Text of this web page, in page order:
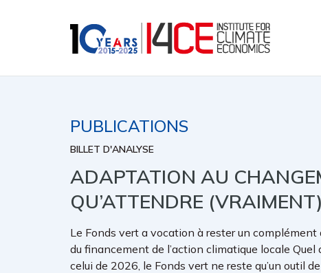
PUBLICATIONS
BILLET D'ANALYSE
ADAPTATION AU
QU’ATTENDRE
Le Fonds vert a vocation à rester un
du financement de l’action climatique locale
celui de 2026, le Fonds vert ne reste qu’un outil